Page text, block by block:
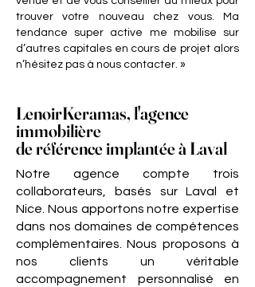
trouver votre nouveau chez vous. Ma
tendance super active me mobilise sur
d’autres capitales en cours de projet alors
n’hésitez pas à nous contacter. »
LenoirKeramas, l'agence
immobilière
de référence implantée à Laval
Notre agence compte trois
collaborateurs, basés sur Laval et
Nice. Nous apportons notre expertise
dans nos domaines de compétences
complémentaires. Nous proposons à
nos clients un véritable
accompagnement personnalisé en